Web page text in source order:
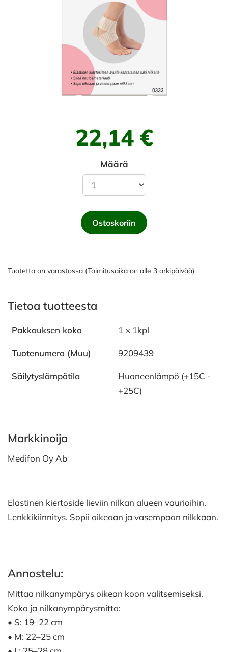
22,14 €
Määrä
Ostoskoriin
Tuotetta on varastossa (Toimitusaika on alle 3 arkipäivää)
Tietoa tuotteesta
Pakkauksen koko 1 × 1kpl
Tuotenumero (Muu) 9209439
Säilytyslämpötila
Huoneenlämpö (+15C -
+25C)
Markkinoija
Medifon Oy Ab
Elastinen kiertoside lieviin nilkan alueen vaurioihin.
Lenkkikiinnitys. Sopii oikeaan ja vasempaan nilkkaan.
Annostelu:
Mittaa nilkanympärys oikean koon valitsemiseksi.
Koko ja nilkanympärysmitta:
• S: 19–22 cm
• M: 22–25 cm